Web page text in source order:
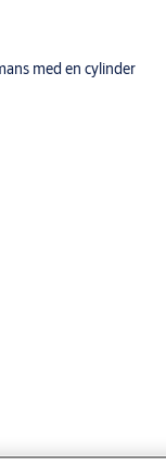
med en cylinder